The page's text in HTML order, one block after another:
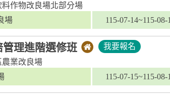
料作物改良場北部分場
場
115-07-14~115-08-
管理進階選修班
我要報名
農業改良場
115-07-15~115-08-